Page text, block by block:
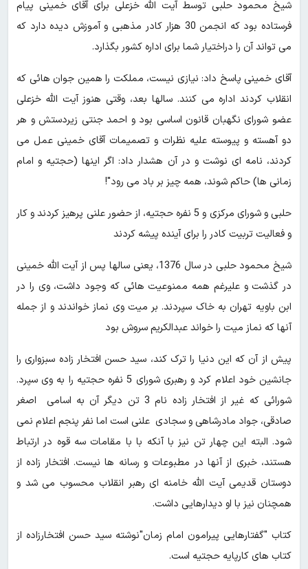
شیخ محمود حلبی توسط آیت الله خزعلی برای آقای خمینی پیام
فرستاده بود که انجمن 30 هزار کادر مذهبی و آموزش دیده دارد که
می تواند آن را دراختیار شما برای اداره کشور بگذارد.
آقای خمینی پاسخ داد: نیازی نیست، مملکت را همین جوان هائی که
انقلاب کردند اداره می کنند. سالها بعد، وقتی هنوز آیت الله خزعلی
عضو شورای نگهبان قانون اساسی بود و احمد جنتی زیردستش و هر
دو آهسته و پیوسته علیه نظرات و تصمیمات آقای خمینی عمل می
کردند، نامه ای نوشت و در آن هشدار داد: اگر اینها (حجتیه و امام
زمانی ها) حاکم شوند، همه چیز بر باد می رود"!
حلبی و شورای مرکزی و 5 نفره حجتیه، از حضور علنی پرهیز کردند و کار
و فعالیت تربیت کادر را برای آینده پیشه کردند
شیخ محمود حلبی در سال 1376، یعنی سالها پس از آیت الله خمینی
در گذشت و علیرغم همه ممنوعیت هائی که وجود داشت، وی را در
ابن باویه تهران به خاک سپردند. بر میت وی نماز خواندند و از جمله
آنها که نماز میت را خواند عبدالکریم سروش بود
پیش از آن که این دنیا را ترک کند، سید حسن افتخار زاده سبزواری را
جانشین خود اعلام کرد و رهبری شورای 5 نفره حجتیه را به وی سپرد.
شورائی که غیر از افتخار زاده نام 3 تن دیگر آن به اسامی اصغر
صادقی، جواد مادرشاهی و سجادی علنی است اما نفر پنجم اعلام نمی
شود. البته این چهار تن نیز با آنکه با با مقامات سه قوه در ارتباط
هستند، خبری از آنها در مطبوعات و رسانه ها نیست. افتخار زاده از
دوستان قدیمی آیت الله خامنه ای رهبر انقلاب محسوب می شد و
همچنان نیز با او دیدارهایی داشت.
کتاب "گفتارهایی پیرامون امام زمان"نوشته سید حسن افتخارزاده از
کتاب های کارپایه حجتیه است.